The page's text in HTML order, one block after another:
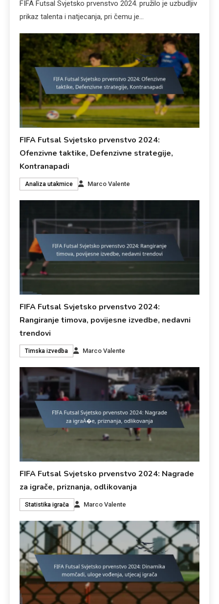
FIFA Futsal Svjetsko prvenstvo 2024. pružilo je uzbudljiv
prikaz talenta i natjecanja, pri čemu je…
FIFA Futsal Svjetsko prvenstvo 2024:
Ofenzivne taktike, Defenzivne strategije,
Kontranapadi
Analiza utakmice Marco Valente
FIFA Futsal Svjetsko prvenstvo 2024:
Rangiranje timova, povijesne izvedbe, nedavni
trendovi
Timska izvedba Marco Valente
FIFA Futsal Svjetsko prvenstvo 2024: Nagrade
za igrače, priznanja, odlikovanja
Statistika igrača Marco Valente